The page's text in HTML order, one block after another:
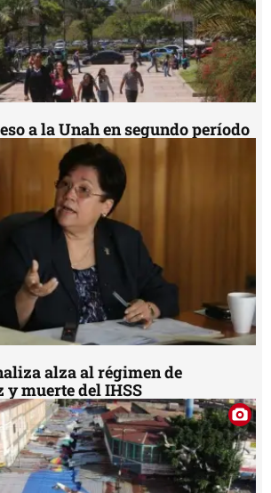
a la Unah en segundo período
alza al régimen de
muerte del IHSS